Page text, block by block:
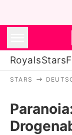
RoyalsStars
STARS